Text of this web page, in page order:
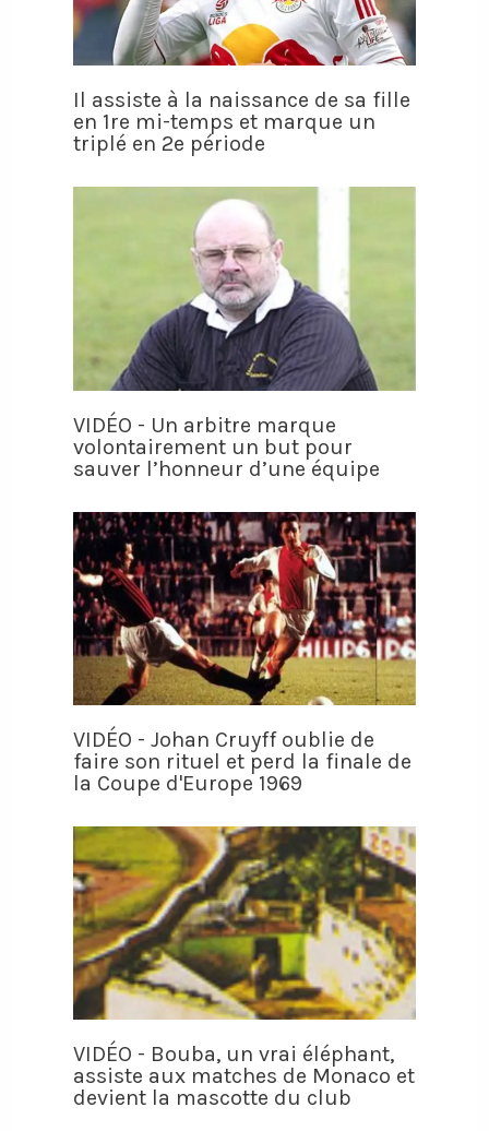
Il assiste à la naissance de sa fille
en 1re mi-temps et marque un
triplé en 2e période
VIDÉO - Un arbitre marque
volontairement un but pour
sauver l’honneur d’une équipe
VIDÉO - Johan Cruyff oublie de
faire son rituel et perd la finale de
la Coupe d'Europe 1969
VIDÉO - Bouba, un vrai éléphant,
assiste aux matches de Monaco et
devient la mascotte du club